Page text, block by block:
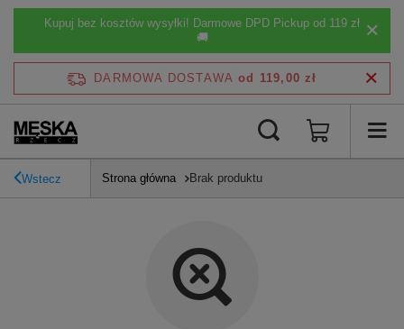
Kupuj bez kosztów wysyłki! Darmowe DPD Pickup od 119 zł
🚚
DARMOWA DOSTAWA od 119,00 zł
Wstecz Strona główna Brak produktu